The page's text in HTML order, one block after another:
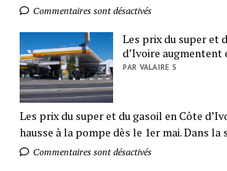
Commentaires sont désactivés
Les prix du super et
d’Ivoire augmentent
PAR VALAIRE S
Les prix du super et du gasoil en Côte
hausse à la pompe dès le 1er mai. Dans la
Commentaires sont désactivés